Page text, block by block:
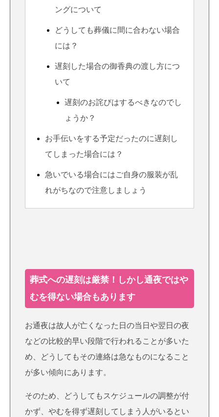
ングについて
どうしても葬儀に間に合わない場合
には？
遅刻した場合の御香典の渡し方につ
いて
遅刻のお詫びはするべきなのでし
ょうか？
お手伝いをする予定だったのに遅刻し
てしまった場合には？
急いでいる場合にはご自身の服装が乱
れがちなので注意しましょう
葬式への遅刻は厳禁！しかし通夜ではや
むを得ない場合もあります
お通夜は故人が亡くなった日の当日や翌日の夜
などの比較的早い段階で行われることが多いた
め、どうしてもその連絡は急なものになること
が多い傾向にあります。
そのため、どうしてもスケジュールの調整が付
かず、やむを得ず遅刻してしまう人がいるとい